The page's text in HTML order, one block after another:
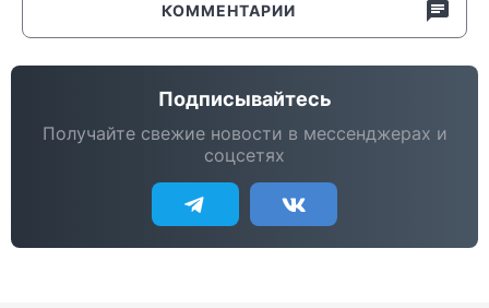
КОММЕНТАРИИ
Подписывайтесь
Получайте свежие новости в мессенджерах и
соцсетях